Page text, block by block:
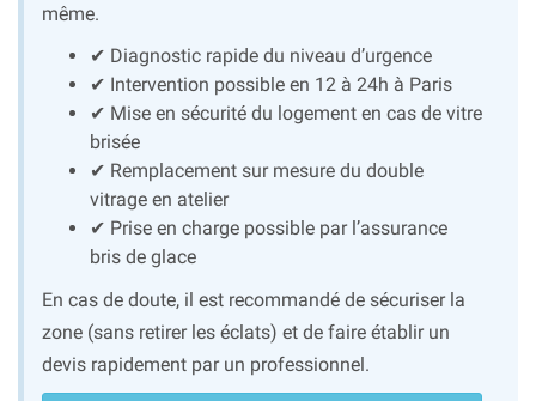
même.
✔ Diagnostic rapide du niveau d’urgence
✔ Intervention possible en 12 à 24h à Paris
✔ Mise en sécurité du logement en cas de vitre
brisée
✔ Remplacement sur mesure du double
vitrage en atelier
✔ Prise en charge possible par l’assurance
bris de glace
En cas de doute, il est recommandé de sécuriser la
zone (sans retirer les éclats) et de faire établir un
devis rapidement par un professionnel.